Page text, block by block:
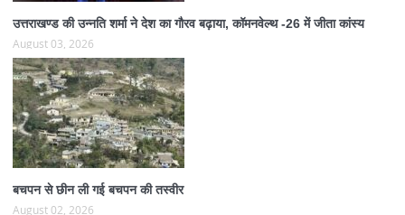
उत्तराखण्ड की उन्नति शर्मा ने देश का गौरव बढ़ाया, कॉमनवेल्थ -26 में जीता कांस्य
August 03, 2026
बचपन से छीन ली गई बचपन की तस्वीर
August 02, 2026